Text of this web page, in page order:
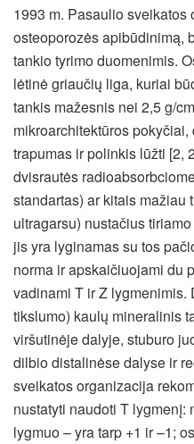
1993 m. Pasaulio
osteoporozės apibūdinimą,
tankio tyrimo duomenimis.
lėtinė griaučių liga, kuriai
tankis mažesnis nei 2,5 g/
mikroarchitektūros
trapumas ir polinkis lūžti [2,
dvisrautės
standartas) ar kitais
ultragarsu) nustačius
jis yra lyginamas su tos
norma ir apskaičiuojami du
vadinami T ir Z
tikslumo) kaulų mineralinis
viršutinėje dalyje, stuburo
dilbio distalinėse dalyse ir
sveikatos organizacija
nustatyti naudoti T lygmenį:
lygmuo – yra tarp +1 ir –1;